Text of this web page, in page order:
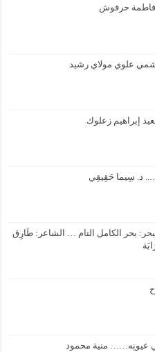
حرفوش
علوي مولاي رشيد
إبراهيم زعلوك
د. سِيما حَقِيقِي
بحر الكامل التام … الشاعر: طَارِق
في عيونِه…… منية محمود